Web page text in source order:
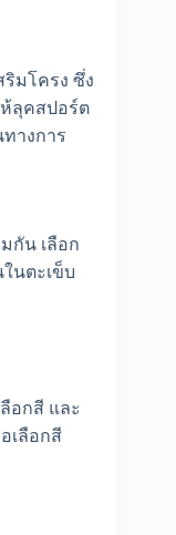
มโครง ซึ่ง
ลุคสปอร์ต
างการ
กัน เลือก
นตะเข็บ
อกสี และ
เลือกสี